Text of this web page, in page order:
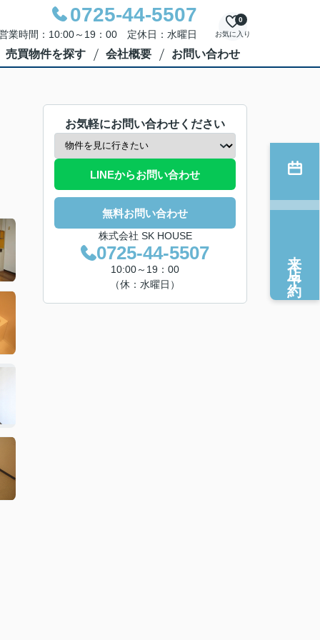
0725-44-5507
業時間：10:00～19：00 定休日：水曜日 お気に入り
0
売買物件を探す 会社概要 お問い合わせ
お気軽にお問い合わせください
LINEからお問い合わせ
無料お問い合わせ
株式会社 SK HOUSE
0725-44-5507
10:00～19：00
（休：水曜日）
来店予約